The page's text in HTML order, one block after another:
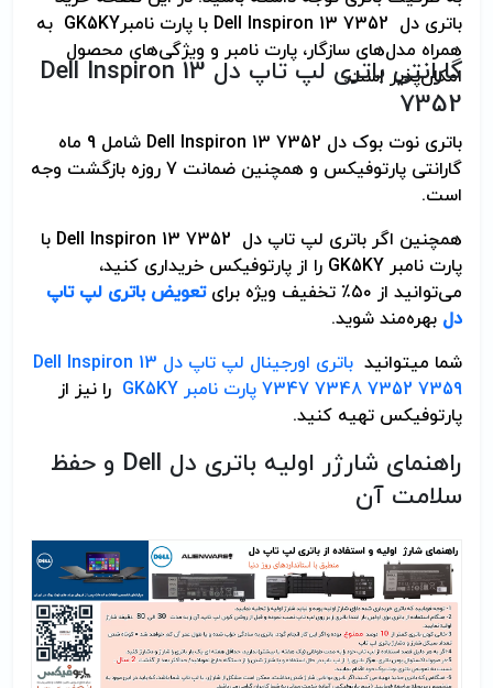
باتری دل Dell Inspiron 13 7352 با پارت نامبرGK5KY به
همراه مدل‌های سازگار، پارت نامبر و ویژگی‌های محصول
امکان‌پذیر است.
گارانتی باتری لپ تاپ دل Dell Inspiron 13
7352
باتری نوت بوک دل Dell Inspiron 13 7352
شامل 9 ماه
گارانتی پارتوفیکس و همچنین ضمانت 7 روزه بازگشت وجه
است.
همچنین اگر باتری لپ تاپ دل Dell Inspiron 13 7352 با
پارت نامبر GK5KY را از پارتوفیکس خریداری کنید،
می‌توانید از ۵۰٪ تخفیف ویژه برای
تعویض باتری لپ تاپ
دل بهره‌مند شوید.
شما میتوانید
باتری اورجینال لپ تاپ دل Dell Inspiron 13
7347 7348 7352 7359 پارت نامبر GK5KY
را نیز از
پارتوفیکس تهیه کنید.
راهنمای شارژر اولیه باتری دل Dell و حفظ
سلامت آن